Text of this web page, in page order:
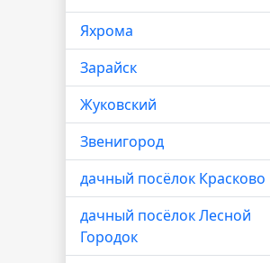
Яхрома
Зарайск
Жуковский
Звенигород
дачный посёлок Красково
дачный посёлок Лесной
Городок